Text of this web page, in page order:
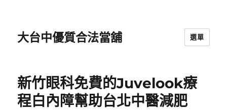
大台中優質合法當舖 選單
新竹眼科免費的Juvelook療
程白內障幫助台北中醫減肥